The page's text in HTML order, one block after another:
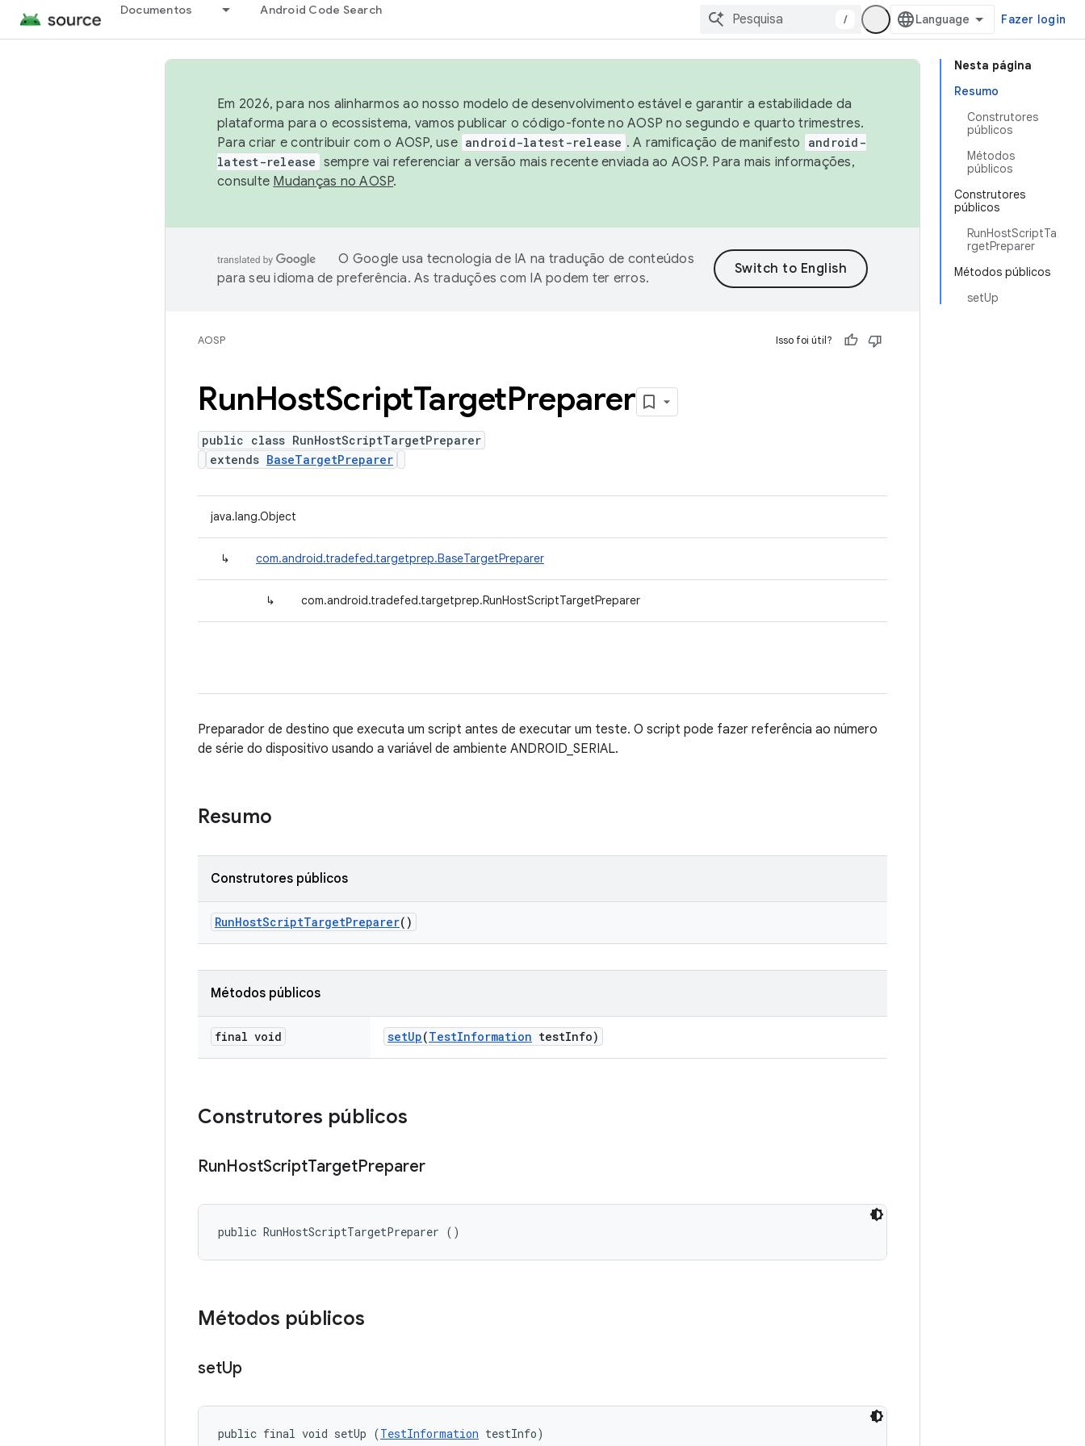
Documentos Android Code Search
/ Fazer login
Nesta página
Resumo
Construtores
públicos
Métodos
públicos
Construtores
públicos
RunHostScriptTa
rgetPreparer
Métodos públicos
setUp
Em 2026, para nos alinharmos ao nosso modelo de desenvolvimento estável e garantir a estabilidade da
plataforma para o ecossistema, vamos publicar o código-fonte no AOSP no segundo e quarto trimestres.
Para criar e contribuir com o AOSP, use android-latest-release . A ramificação de manifesto
android-
latest-release sempre vai referenciar a versão mais recente enviada ao AOSP. Para mais informações,
consulte Mudanças no AOSP.
O Google usa tecnologia de IA na tradução de conteúdos
para seu idioma de preferência. As traduções com IA podem ter erros.
AOSP Isso foi útil?
RunHostScriptTargetPreparer
public class RunHostScriptTargetPreparer
extends BaseTargetPreparer
java.lang.Object
↳ com.android.tradefed.targetprep.BaseTargetPreparer
↳ com.android.tradefed.targetprep.RunHostScriptTargetPreparer
Preparador de destino que executa um script antes de executar um teste. O script pode fazer referência ao número
de série do dispositivo usando a variável de ambiente ANDROID_SERIAL.
Resumo
Construtores públicos
RunHostScriptTargetPreparer()
Métodos públicos
final void setUp(TestInformation testInfo)
Construtores públicos
RunHostScriptTargetPreparer
public RunHostScriptTargetPreparer ()
Métodos públicos
setUp
public final void setUp (TestInformation testInfo)